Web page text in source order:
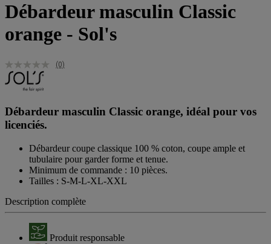
Débardeur masculin Classic
orange - Sol's
(0)
Débardeur masculin Classic orange, idéal pour vos
licenciés.
Débardeur coupe classique 100 % coton, coupe ample et
tubulaire pour garder forme et tenue.
Minimum de commande : 10 pièces.
Tailles : S-M-L-XL-XXL
Description complète
Produit responsable